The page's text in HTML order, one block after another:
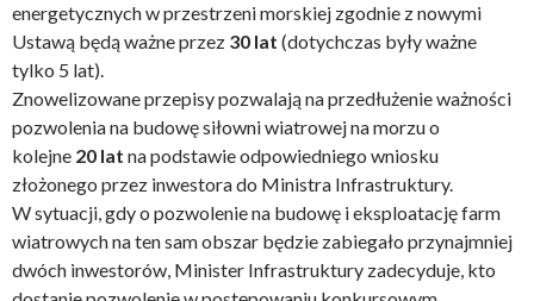
energetycznych w przestrzeni morskiej zgodnie z nowymi
Ustawą będą ważne przez 30 lat (dotychczas były ważne
tylko 5 lat).
Znowelizowane przepisy pozwalają na przedłużenie ważności
pozwolenia na budowę siłowni wiatrowej na morzu o
kolejne 20 lat na podstawie odpowiedniego wniosku
złożonego przez inwestora do Ministra Infrastruktury.
W sytuacji, gdy o pozwolenie na budowę i eksploatację farm
wiatrowych na ten sam obszar będzie zabiegało przynajmniej
dwóch inwestorów, Minister Infrastruktury zadecyduje, kto